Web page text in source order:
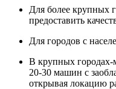
Для более крупных
предоставить
Для городов с
В крупных городах-
20-30 машин с
открывая локацию